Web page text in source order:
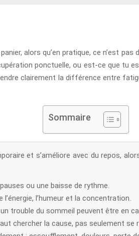
alors qu’en pratique, ce n’est
ponctuelle, ou est-ce que tu
clairement la différence entre
Sommaire
et s’améliore avec du repos,
ou une baisse de rythme.
l’humeur et la concentration.
trouble du sommeil peuvent être en
chercher la cause, pas seulement se